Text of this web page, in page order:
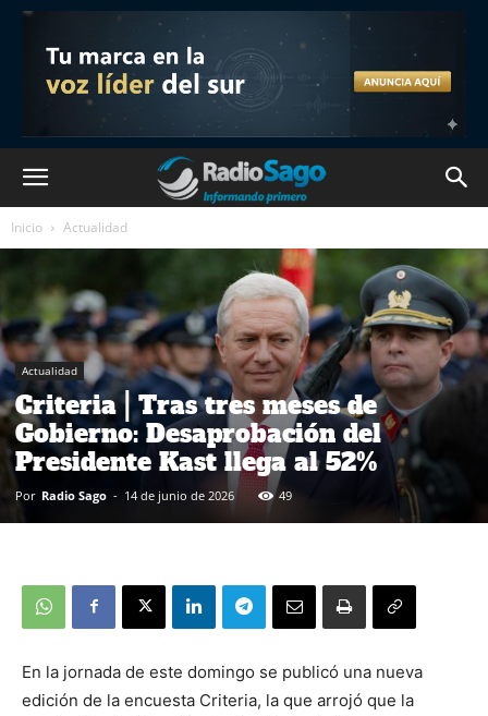
Inicio Actualidad
Actualidad
Criteria | Tras tres meses de
Gobierno: Desaprobación del
Presidente Kast llega al 52%
Por Radio Sago - 14 de junio de 2026 49
En la jornada de este domingo se publicó una nueva
edición de la encuesta Criteria, la que arrojó que la